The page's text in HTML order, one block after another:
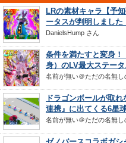
LRの素材キャラ【予
ータスが判明しました
DanielsHump さん
条件を満たすと変身
身）のLV最大ステータ
名前が無い＠ただの名無し
ドラゴンボールが取
連携』に出てくる6星
名前が無い＠ただの名無し